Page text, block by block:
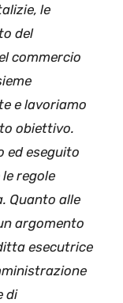
le
del
commercio
e lavoriamo
obiettivo.
ed eseguito
regole
Quanto alle
argomento
esecutrice
di